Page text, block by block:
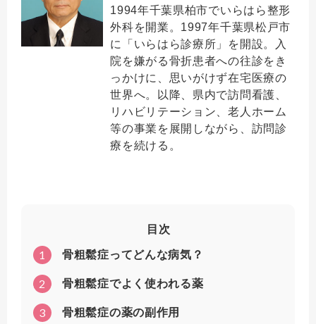
1994年千葉県柏市でいらはら整形
外科を開業。1997年千葉県松戸市
に「いらはら診療所」を開設。入
院を嫌がる骨折患者への往診をき
っかけに、思いがけず在宅医療の
世界へ。以降、県内で訪問看護、
リハビリテーション、老人ホーム
等の事業を展開しながら、訪問診
療を続ける。
目次
1 骨粗鬆症ってどんな病気？
2 骨粗鬆症でよく使われる薬
3 骨粗鬆症の薬の副作用